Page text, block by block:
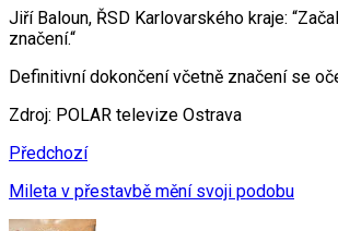
Jiří Baloun, ŘSD Karlovarského kraje:
značení.“
Definitivní dokončení včetně značení se
Zdroj: POLAR televize Ostrava
Předchozí
Mileta v přestavbě mění svoji podobu